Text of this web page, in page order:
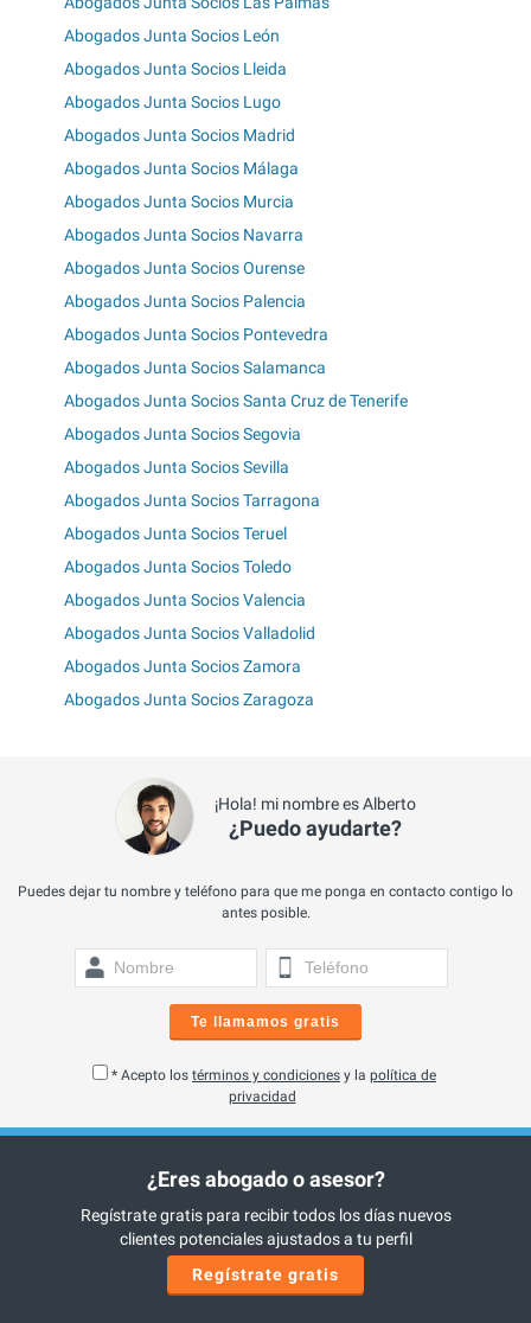
Abogados Junta Socios León
Abogados Junta Socios Lleida
Abogados Junta Socios Lugo
Abogados Junta Socios Madrid
Abogados Junta Socios Málaga
Abogados Junta Socios Murcia
Abogados Junta Socios Navarra
Abogados Junta Socios Ourense
Abogados Junta Socios Palencia
Abogados Junta Socios Pontevedra
Abogados Junta Socios Salamanca
Abogados Junta Socios Santa Cruz de Tenerife
Abogados Junta Socios Segovia
Abogados Junta Socios Sevilla
Abogados Junta Socios Tarragona
Abogados Junta Socios Teruel
Abogados Junta Socios Toledo
Abogados Junta Socios Valencia
Abogados Junta Socios Valladolid
Abogados Junta Socios Zamora
Abogados Junta Socios Zaragoza
¡Hola! mi nombre es Alberto
¿Puedo ayudarte?
Puedes dejar tu nombre y teléfono para que me ponga en contacto contigo lo
antes posible.
Te llamamos gratis
* Acepto los términos y condiciones y la política de
privacidad
¿Eres abogado o asesor?
Regístrate gratis para recibir todos los días nuevos
clientes potenciales ajustados a tu perfil
Regístrate gratis